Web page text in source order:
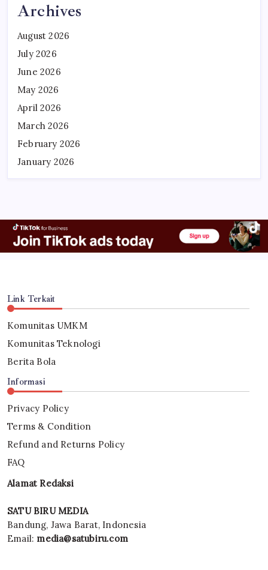
Archives
August 2026
July 2026
June 2026
May 2026
April 2026
March 2026
February 2026
January 2026
Link Terkait
Komunitas UMKM
Komunitas Teknologi
Berita Bola
Informasi
Privacy Policy
Terms & Condition
Refund and Returns Policy
FAQ
Alamat Redaksi
SATU BIRU MEDIA
Bandung, Jawa Barat, Indonesia
Email: media@satubiru.com